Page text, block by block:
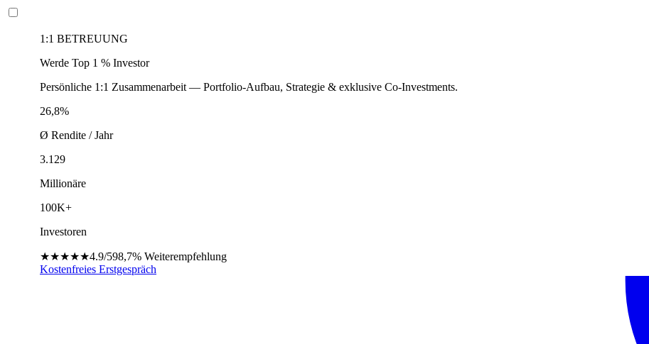
1:1 BETREUUNG
Werde Top 1 % Investor
Persönliche 1:1 Zusammenarbeit — Portfolio-Aufbau, Strategie & exklusive Co-Investments.
26,8%
Ø Rendite / Jahr
3.129
Millionäre
100K+
Investoren
★★★★★4.9/598,7% Weiterempfehlung
Kostenfreies Erstgespräch